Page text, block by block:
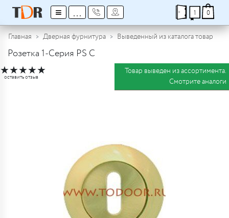
≡ ... 1 0
Главная Дверная фурнитура Выведенный из каталога товар
Розетка 1-Серия PS C
★★★★★
оставить отзыв
Товар выведен из ассортимента.
Смотрите аналоги